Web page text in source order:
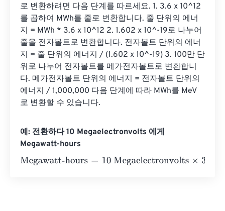
로 변환하려면 다음 단계를 따르세요. 1. 3.6 x 10^12
를 곱하여 MWh를 줄로 변환합니다. 줄 단위의 에너
지 = MWh * 3.6 x 10^12 2. 1.602 x 10^-19로 나누어
줄을 전자볼트로 변환합니다. 전자볼트 단위의 에너
지 = 줄 단위의 에너지 / (1.602 x 10^-19) 3. 100만 단
위로 나누어 전자볼트를 메가전자볼트로 변환합니
다. 메가전자볼트 단위의 에너지 = 전자볼트 단위의
에너지 / 1,000,000 다음 단계에 따라 MWh를 MeV
로 변환할 수 있습니다.
예: 전환하다 10 Megaelectronvolts 에게
Megawatt-hours
Megawatt-hours=10 Megaelectronvolts×